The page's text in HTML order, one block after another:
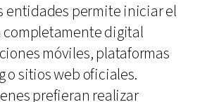
entidades permite iniciar el
digital
móviles, plataformas
o sitios web oficiales.
prefieran realizar